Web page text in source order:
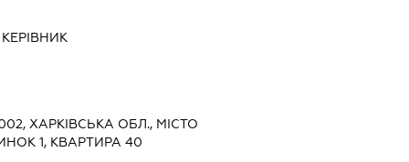
КЕРІВНИК
ХАРКІВСЬКА ОБЛ., МІСТО
1, КВАРТИРА 40